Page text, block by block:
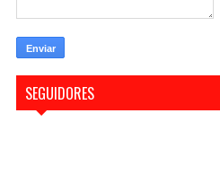
SEGUIDORES